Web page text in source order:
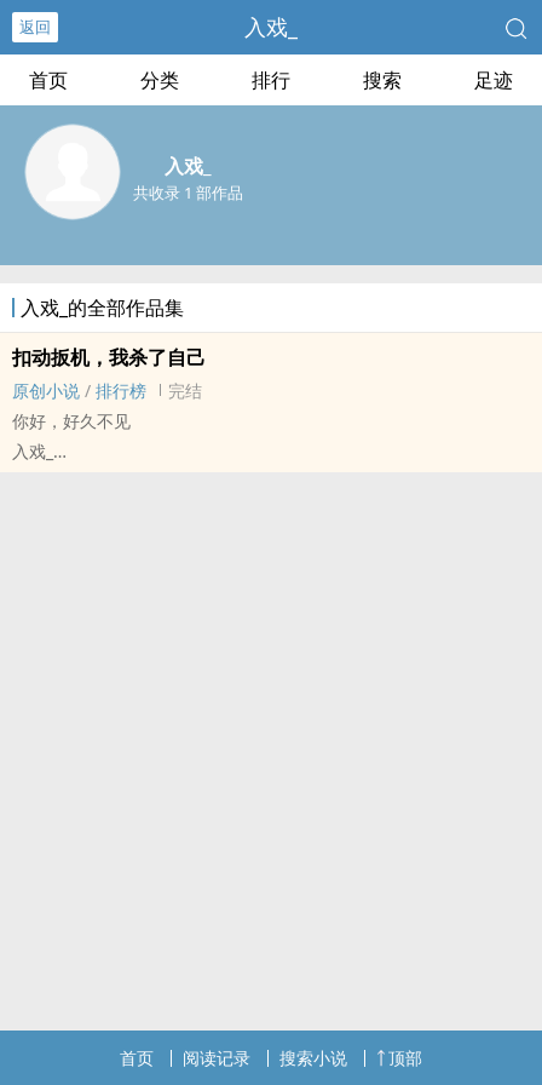
返回 入戏_
首页 分类 排行 搜索 足迹
入戏_
共收录 1 部作品
入戏_的全部作品集
扣动扳机，我杀了自己
原创小说 / 排行榜
完结
你好，好久不见
入戏_
首页 阅读记录 搜索小说 顶部